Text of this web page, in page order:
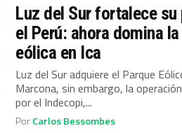
Luz del Sur fortalece su
el Perú: ahora domina
eólica en Ica
Luz del Sur adquiere el Parque
Marcona, sin embargo, la
por el Indecopi,...
PorCarlos Bessombes